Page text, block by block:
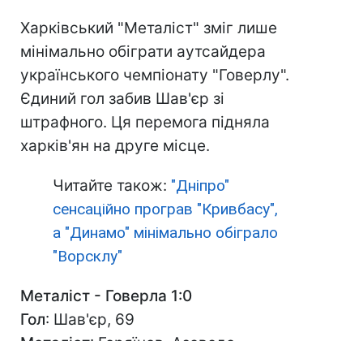
Харківський "Металіст" зміг лише
мінімально обіграти аутсайдера
українського чемпіонату "Говерлу".
Єдиний гол забив Шав'єр зі
штрафного. Ця перемога підняла
харків'ян на друге місце.
Читайте також: "Дніпро"
сенсаційно програв "Кривбасу",
а "Динамо" мінімально обіграло
"Ворсклу"
Металіст - Говерла 1:0
Гол: Шав'єр, 69